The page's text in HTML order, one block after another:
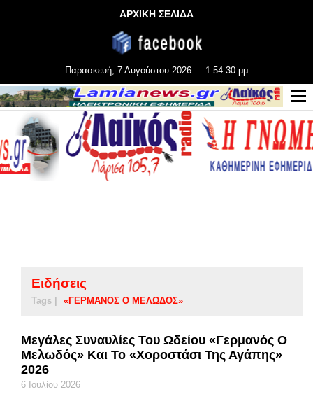
ΑΡΧΙΚΗ ΣΕΛΙΔΑ
Παρασκευή, 7 Αυγούστου 2026 1:54:31 μμ
Ειδήσεις
Tags | «ΓΕΡΜΑΝΟΣ Ο ΜΕΛΩΔΟΣ»
Μεγάλες Συναυλίες Του Ωδείου «Γερμανός Ο
Μελωδός» Και Το «Χοροστάσι Της Αγάπης»
2026
6 Ιουλίου 2026